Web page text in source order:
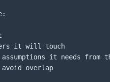
it will touch
assumptions it needs from
overlap